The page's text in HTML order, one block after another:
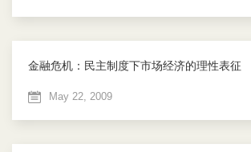
金融危机：民主制度下市场经济的理性表征
May 22, 2009